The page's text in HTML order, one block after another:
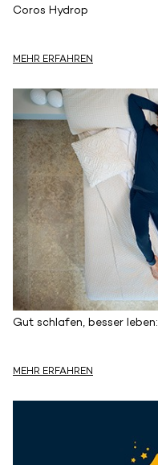
Coros Hydrop
MEHR ERFAHREN
Gut schlafen, besser leben:
MEHR ERFAHREN